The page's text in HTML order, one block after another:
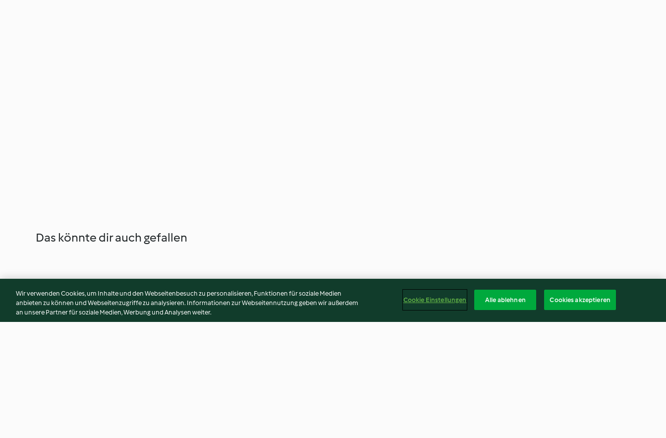
Das könnte dir auch gefallen
Wir verwenden Cookies, um Inhalte und den Webseitenbesuch zu personalisieren, Funktionen für soziale Medien
anbieten zu können und Webseitenzugriffe zu analysieren. Informationen zur Webseitennutzung geben wir außerdem
an unsere Partner für soziale Medien, Werbung und Analysen weiter.
Cookie Einstellungen Alle ablehnen Cookies akzeptieren